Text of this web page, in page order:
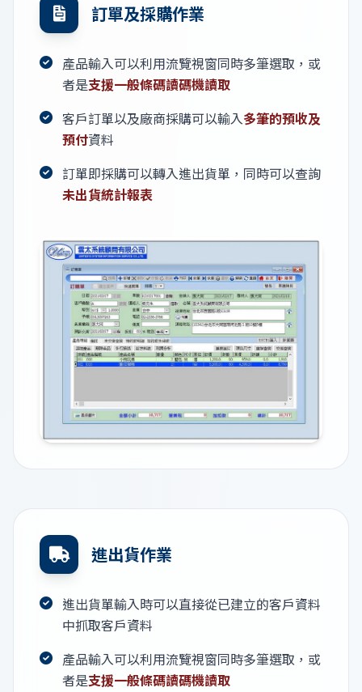
訂單及採購作業
產品輸入可以利用流覽視窗同時多筆選取，或
者是支援一般條碼讀碼機讀取
客戶訂單以及廠商採購可以輸入多筆的預收及
預付資料
訂單即採購可以轉入進出貨單，同時可以查詢
未出貨統計報表
進出貨作業
進出貨單輸入時可以直接從已建立的客戶資料
中抓取客戶資料
產品輸入可以利用流覽視窗同時多筆選取，或
者是支援一般條碼讀碼機讀取